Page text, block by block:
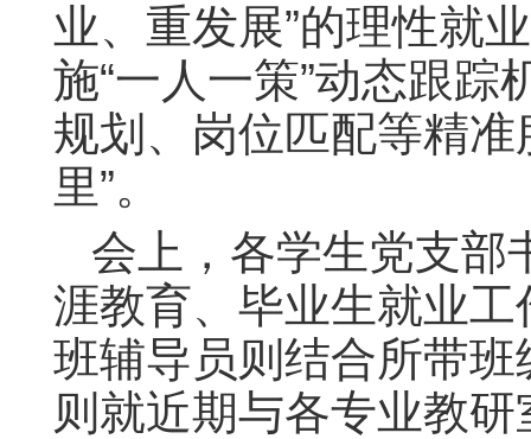
业、重发展”的理性就
施“一人一策”动态跟
规划、岗位匹配等精
里”。
会上，各学生党支部
涯教育、毕业生就业
班辅导员则结合所带
则就近期与各专业教